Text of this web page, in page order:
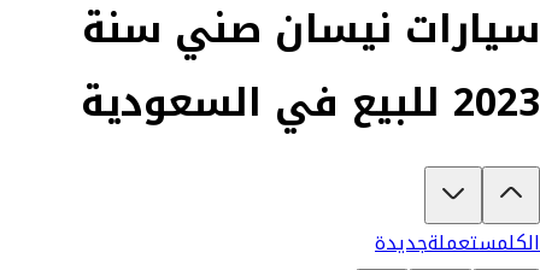
سيارات نيسان صني سنة
2023 للبيع في السعودية
تبغى تشتري نيسان صني 2023؟
الكلمستعملةجديدة